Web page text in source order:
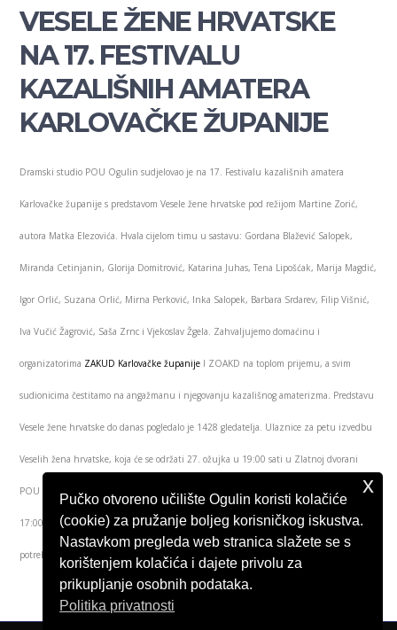
VESELE ŽENE HRVATSKE
NA 17. FESTIVALU
KAZALIŠNIH AMATERA
KARLOVAČKE ŽUPANIJE
Dramski studio POU Ogulin sudjelovao je na 17. Festivalu kazališnih amatera
Karlovačke županije s predstavom Vesele žene hrvatske pod režijom Martine Zorić,
autora Matka Elezovića. Hvala cijelom timu u sastavu: Gordana Blažević Salopek,
Miranda Cetinjanin, Glorija Domitrović, Katarina Juhas, Tena Lipošćak, Marija Magdić,
Igor Orlić, Suzana Orlić, Mirna Perković, Inka Salopek, Barbara Srdarev, Filip Višnić,
Iva Vučić Žagrović, Saša Zrnc i Vjekoslav Žgela. Zahvaljujemo domaćinu i
organizatorima ZAKUD Karlovačke županije I ZOAKD na toplom prijemu, a svim
sudionicima čestitamo na angažmanu i njegovanju kazališnog amaterizma. Predstavu
Vesele žene hrvatske do danas pogledalo je 1428 gledatelja. Ulaznice za petu izvedbu
Veselih žena hrvatske, koja će se održati 27. ožujka u 19:00 sati u Zlatnoj dvorani
POU Ogulin, mogu se kupiti na ulaznice.hr ili na blagajni radnim danom od 16:00 –
17:00 sati, te sat vremena prije predstave. Sav prihod namijenjen je isključivo za
potrebe Dramskog studija.
Pučko otvoreno učilište Ogulin koristi kolačiće
(cookie) za pružanje boljeg korisničkog iskustva.
Nastavkom pregleda web stranica slažete se s
korištenjem kolačića i dajete privolu za
prikupljanje osobnih podataka.
Politika privatnosti
x